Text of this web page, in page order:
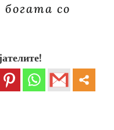
богата со